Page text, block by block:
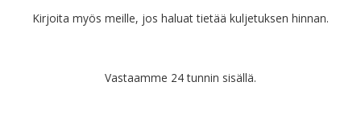
Kirjoita myös meille, jos haluat tietää kuljetuksen hinnan.
Vastaamme 24 tunnin sisällä.